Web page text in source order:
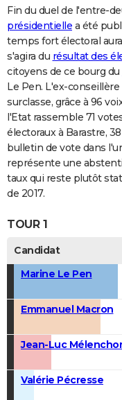
Fin du duel de l'entre-
présidentielle a été
temps fort électoral
s'agira du résultat des
citoyens de ce bourg du
Le Pen. L'ex-
surclasse, grâce à 96
l'Etat rassemble 71
électoraux à Barastre,
bulletin de vote dans
représente une
taux qui reste plutôt
de 2017.
TOUR 1
Candidat
Marine Le Pen
Emmanuel Macron
Jean-Luc
Valérie Pécresse